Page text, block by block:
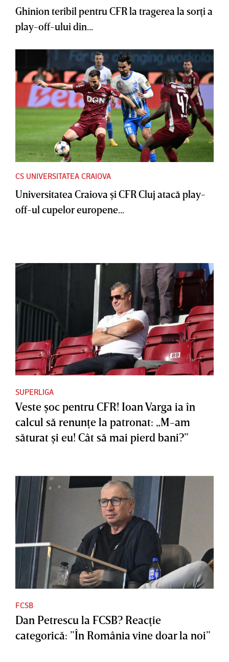
Ghinion teribil pentru CFR la tragerea la sorţi a
play-off-ului din...
CS UNIVERSITATEA CRAIOVA
Universitatea Craiova şi CFR Cluj atacă play-
off-ul cupelor europene...
SUPERLIGA
Veste şoc pentru CFR! Ioan Varga ia în
calcul să renunţe la patronat: „M-am
săturat şi eu! Cât să mai pierd bani?”
FCSB
Dan Petrescu la FCSB? Reacţie
categorică: ”În România vine doar la noi”